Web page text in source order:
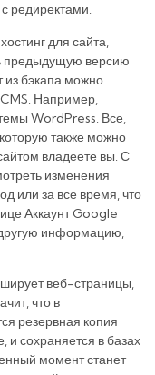
редиректами.
для сайта,
предыдущую версию
из бэкапа можно
Например,
WordPress. Все,
также можно
владеете вы. С
изменения
или за все время, что
Аккаунт Google
информацию,
веб-страницы,
что в
резервная копия
сохраняется в базах
момент станет